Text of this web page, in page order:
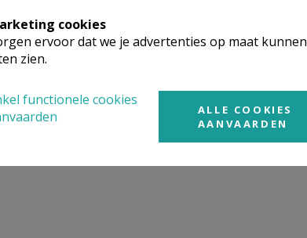
in of nabijSteenokkerzeel - Melsbroek
cookies
ervoor dat we je advertenties op maat kunnen
zien.
functionele cookies
ALLE COOKIES
AANVAARDEN